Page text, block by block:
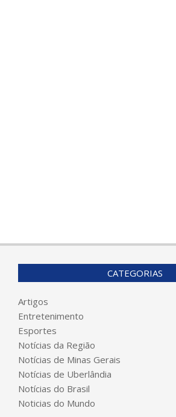
CATEGORIAS
Artigos
Entretenimento
Esportes
Notícias da Região
Notícias de Minas Gerais
Notícias de Uberlândia
Notícias do Brasil
Noticias do Mundo